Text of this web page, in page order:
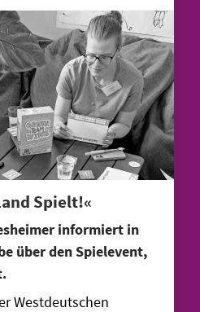
Spielt!«
informiert in
über den Spielevent,
Westdeutschen